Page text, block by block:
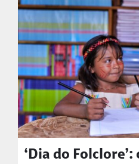
‘Dia do Folclore’: